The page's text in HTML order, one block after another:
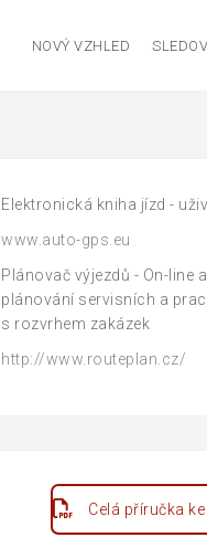
NOVÝ VZHLED
Elektronická kniha jízd -
www.auto-gps.eu
Plánovač výjezdů - On-line
plánování servisních a
s rozvrhem zakázek
http://www.routeplan.cz/
Celá příručka